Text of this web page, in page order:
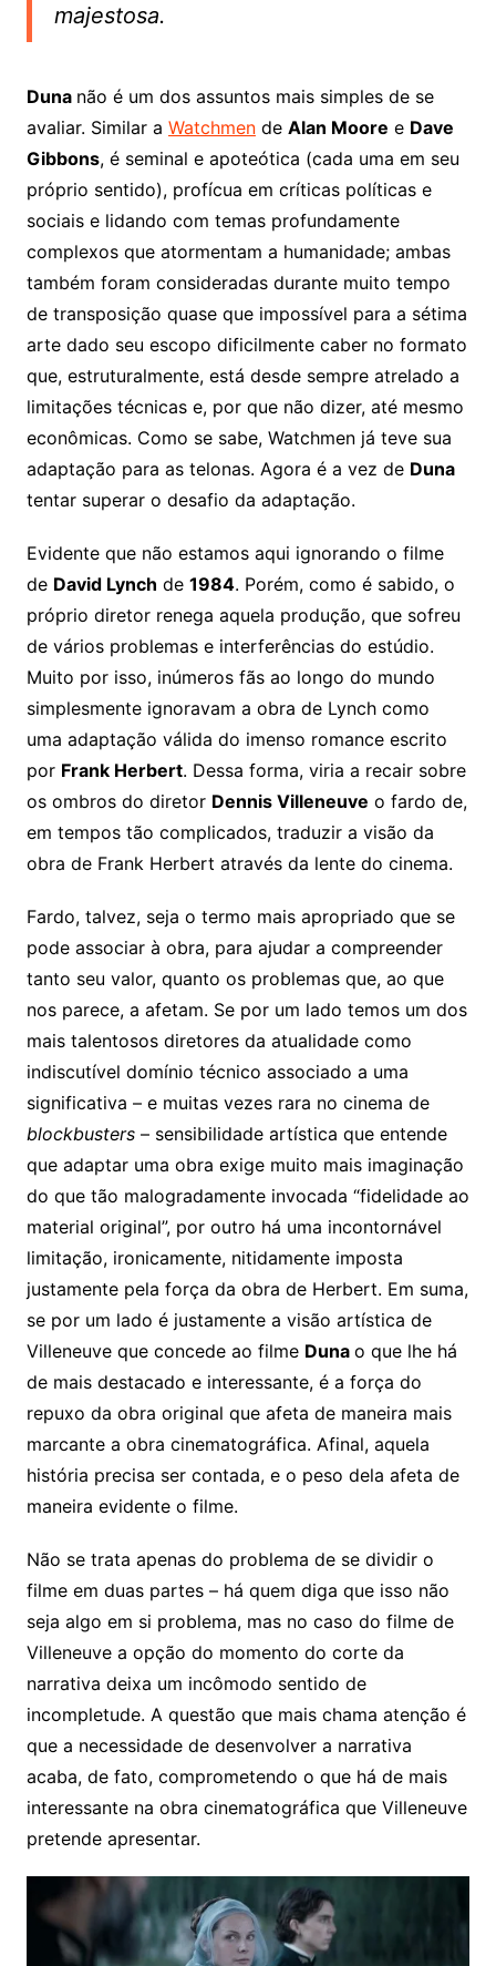
majestosa.
Duna não é um dos assuntos mais simples de se
avaliar. Similar a Watchmende Alan Moore e Dave
Gibbons, é seminal e apoteótica (cada uma em seu
próprio sentido), profícua em críticas políticas e
sociais e lidando com temas profundamente
complexos que atormentam a humanidade; ambas
também foram consideradas durante muito tempo
de transposição quase que impossível para a sétima
arte dado seu escopo dificilmente caber no formato
que, estruturalmente, está desde sempre atrelado a
limitações técnicas e, por que não dizer, até mesmo
econômicas. Como se sabe, Watchmen já teve sua
adaptação para as telonas. Agora é a vez de Duna
tentar superar o desafio da adaptação.
Evidente que não estamos aqui ignorando o filme
de David Lynch de 1984. Porém, como é sabido, o
próprio diretor renega aquela produção, que sofreu
de vários problemas e interferências do estúdio.
Muito por isso, inúmeros fãs ao longo do mundo
simplesmente ignoravam a obra de Lynch como
uma adaptação válida do imenso romance escrito
por Frank Herbert. Dessa forma, viria a recair sobre
os ombros do diretor Dennis Villeneuve o fardo de,
em tempos tão complicados, traduzir a visão da
obra de Frank Herbert através da lente do cinema.
Fardo, talvez, seja o termo mais apropriado que se
pode associar à obra, para ajudar a compreender
tanto seu valor, quanto os problemas que, ao que
nos parece, a afetam. Se por um lado temos um dos
mais talentosos diretores da atualidade como
indiscutível domínio técnico associado a uma
significativa – e muitas vezes rara no cinema de
blockbusters – sensibilidade artística que entende
que adaptar uma obra exige muito mais imaginação
do que tão malogradamente invocada “fidelidade ao
material original”, por outro há uma incontornável
limitação, ironicamente, nitidamente imposta
justamente pela força da obra de Herbert. Em suma,
se por um lado é justamente a visão artística de
Villeneuve que concede ao filme Duna o que lhe há
de mais destacado e interessante, é a força do
repuxo da obra original que afeta de maneira mais
marcante a obra cinematográfica. Afinal, aquela
história precisa ser contada, e o peso dela afeta de
maneira evidente o filme.
Não se trata apenas do problema de se dividir o
filme em duas partes – há quem diga que isso não
seja algo em si problema, mas no caso do filme de
Villeneuve a opção do momento do corte da
narrativa deixa um incômodo sentido de
incompletude. A questão que mais chama atenção é
que a necessidade de desenvolver a narrativa
acaba, de fato, comprometendo o que há de mais
interessante na obra cinematográfica que Villeneuve
pretende apresentar.